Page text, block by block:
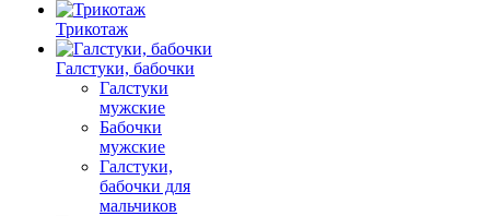
Трикотаж
Галстуки, бабочки
Галстуки
мужские
Бабочки
мужские
Галстуки,
бабочки для
мальчиков